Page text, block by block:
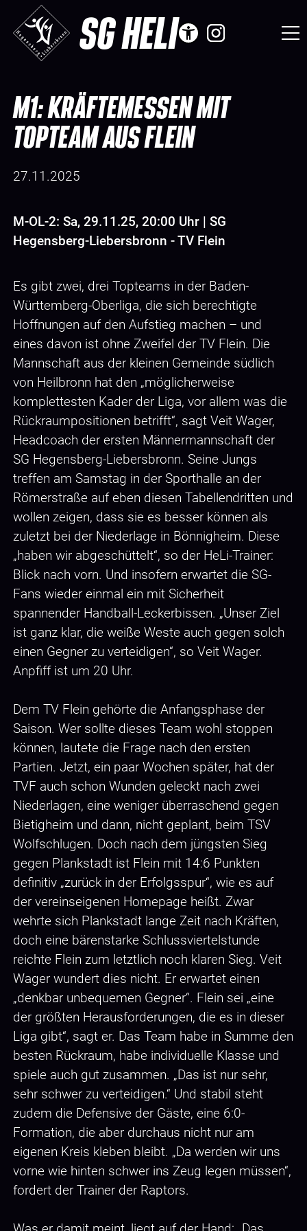
SG HELI
M1: KRÄFTEMESSEN MIT
TOPTEAM AUS FLEIN
27.11.2025
M-OL-2: Sa, 29.11.25, 20:00 Uhr | SG
Hegensberg-Liebersbronn - TV Flein
Es gibt zwei, drei Topteams in der Baden-
Württemberg-Oberliga, die sich berechtigte
Hoffnungen auf den Aufstieg machen – und
eines davon ist ohne Zweifel der TV Flein. Die
Mannschaft aus der kleinen Gemeinde südlich
von Heilbronn hat den „möglicherweise
komplettesten Kader der Liga, vor allem was die
Rückraumpositionen betrifft“, sagt Veit Wager,
Headcoach der ersten Männermannschaft der
SG Hegensberg-Liebersbronn. Seine Jungs
treffen am Samstag in der Sporthalle an der
Römerstraße auf eben diesen Tabellendritten und
wollen zeigen, dass sie es besser können als
zuletzt bei der Niederlage in Bönnigheim. Diese
„haben wir abgeschüttelt“, so der HeLi-Trainer:
Blick nach vorn. Und insofern erwartet die SG-
Fans wieder einmal ein mit Sicherheit
spannender Handball-Leckerbissen. „Unser Ziel
ist ganz klar, die weiße Weste auch gegen solch
einen Gegner zu verteidigen“, so Veit Wager.
Anpfiff ist um 20 Uhr.
Dem TV Flein gehörte die Anfangsphase der
Saison. Wer sollte dieses Team wohl stoppen
können, lautete die Frage nach den ersten
Partien. Jetzt, ein paar Wochen später, hat der
TVF auch schon Wunden geleckt nach zwei
Niederlagen, eine weniger überraschend gegen
Bietigheim und dann, nicht geplant, beim TSV
Wolfschlugen. Doch nach dem jüngsten Sieg
gegen Plankstadt ist Flein mit 14:6 Punkten
definitiv „zurück in der Erfolgsspur“, wie es auf
der vereinseigenen Homepage heißt. Zwar
wehrte sich Plankstadt lange Zeit nach Kräften,
doch eine bärenstarke Schlussviertelstunde
reichte Flein zum letztlich noch klaren Sieg. Veit
Wager wundert dies nicht. Er erwartet einen
„denkbar unbequemen Gegner“. Flein sei „eine
der größten Herausforderungen, die es in dieser
Liga gibt“, sagt er. Das Team habe in Summe den
besten Rückraum, habe individuelle Klasse und
spiele auch gut zusammen. „Das ist nur sehr,
sehr schwer zu verteidigen.“ Und stabil steht
zudem die Defensive der Gäste, eine 6:0-
Formation, die aber durchaus nicht nur am
eigenen Kreis kleben bleibt. „Da werden wir uns
vorne wie hinten schwer ins Zeug legen müssen“,
fordert der Trainer der Raptors.